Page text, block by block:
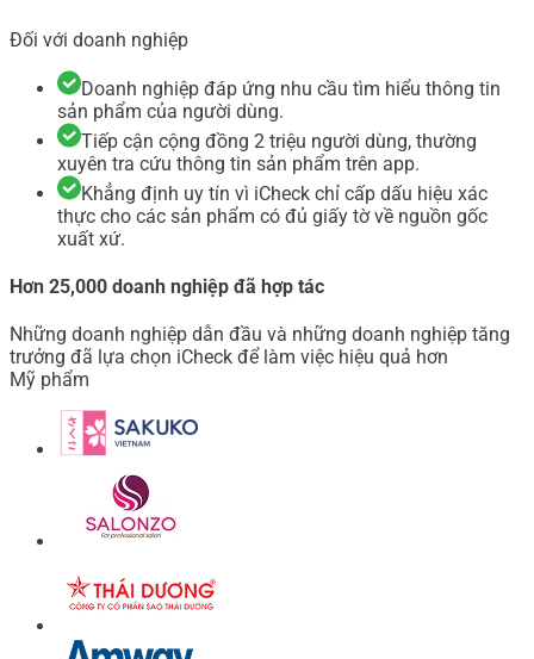
Đối với doanh nghiệp
Doanh nghiệp đáp ứng nhu cầu tìm hiểu thông tin
sản phẩm của người dùng.
Tiếp cận cộng đồng 2 triệu người dùng, thường
xuyên tra cứu thông tin sản phẩm trên app.
Khẳng định uy tín vì iCheck chỉ cấp dấu hiệu xác
thực cho các sản phẩm có đủ giấy tờ về nguồn gốc
xuất xứ.
Hơn 25,000 doanh nghiệp đã hợp tác
Những doanh nghiệp dẫn đầu và những doanh nghiệp tăng
trưởng đã lựa chọn iCheck để làm việc hiệu quả hơn
Mỹ phẩm